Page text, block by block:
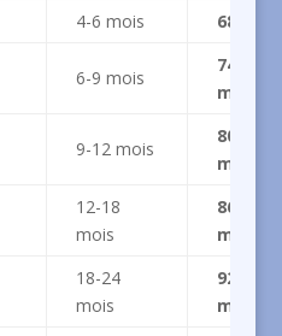
4-6 mois 68 (6
6-9 mois
74 (6 à
mois)
9-12 mois
80 (9 à
mois)
12-18
mois
86 (12
mois)
18-24
mois
92 (18
mois)